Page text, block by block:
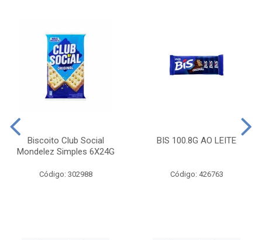
Biscoito Club Social
Mondelez Simples 6X24G
Código: 302988
BIS 100.8G AO LEITE
Código: 426763